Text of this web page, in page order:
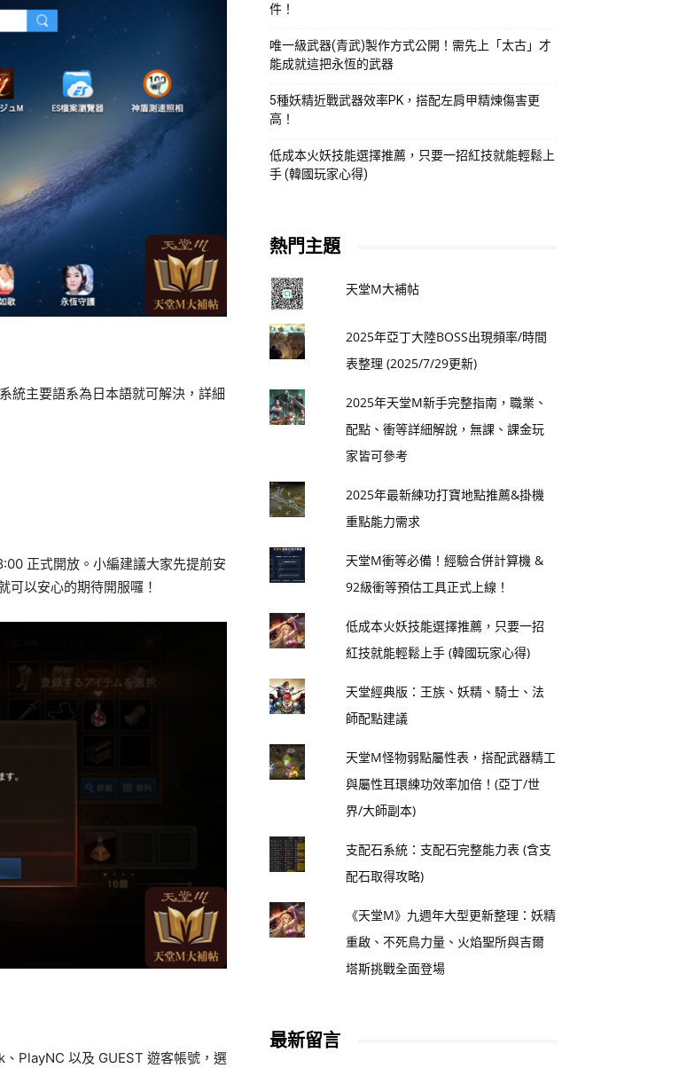
統主要語系為日本語就可解決，詳細
正式開放。小編建議大家先提前安
以安心的期待開服囉！
PlayNC 以及 GUEST 遊客帳號，選
件！
唯一級武器(青武)製作方式公開！需先上「太古」才
能成就這把永恆的武器
5種妖精近戰武器效率PK，搭配左肩甲精煉傷害更
高！
低成本火妖技能選擇推薦，只要一招紅技就能輕鬆上
手 (韓國玩家心得)
熱門主題
天堂M大補帖
2025年亞丁大陸BOSS出現頻率/時間
表整理 (2025/7/29更新)
2025年天堂M新手完整指南，職業、
配點、衝等詳細解說，無課、課金玩
家皆可參考
2025年最新練功打寶地點推薦&掛機
重點能力需求
天堂M衝等必備！經驗合併計算機 &
92級衝等預估工具正式上線！
低成本火妖技能選擇推薦，只要一招
紅技就能輕鬆上手 (韓國玩家心得)
天堂經典版：王族、妖精、騎士、法
師配點建議
天堂M怪物弱點屬性表，搭配武器精工
與屬性耳環練功效率加倍！(亞丁/世
界/大師副本)
支配石系統：支配石完整能力表 (含支
配石取得攻略)
《天堂M》九週年大型更新整理：妖精
重啟、不死鳥力量、火焰聖所與吉爾
塔斯挑戰全面登場
最新留言